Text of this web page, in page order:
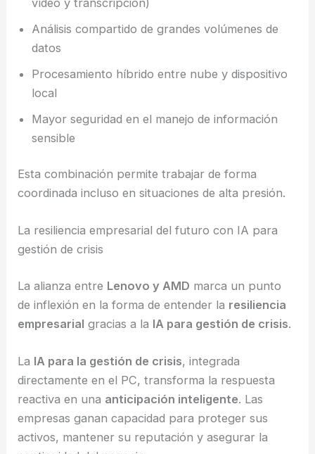
Análisis compartido de grandes volúmenes de
datos
Procesamiento híbrido entre nube y dispositivo
local
Mayor seguridad en el manejo de información
sensible
Esta combinación permite trabajar de forma
coordinada incluso en situaciones de alta presión.
La resiliencia empresarial del futuro con IA para
gestión de crisis
La alianza entre Lenovo y AMD marca un punto
de inflexión en la forma de entender la resiliencia
empresarial gracias a la IA para gestión de crisis.
La IA para la gestión de crisis, integrada
directamente en el PC, transforma la respuesta
reactiva en una anticipación inteligente. Las
empresas ganan capacidad para proteger sus
activos, mantener su reputación y asegurar la